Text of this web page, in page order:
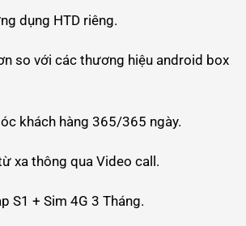
dụng HTD riêng.
so với các thương hiệu android box
khách hàng 365/365 ngày.
xa thông qua Video call.
S1 + Sim 4G 3 Tháng.